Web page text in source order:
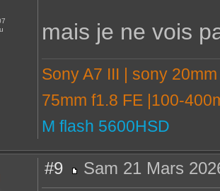
mais je ne vois
Sony A7 III | sony
75mm f1.8 FE |100-
M flash 5600HSD
#9
e
Sam 21 Mars